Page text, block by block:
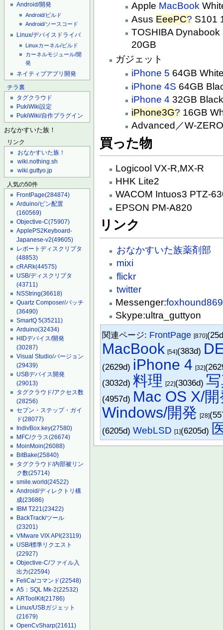
Android/開発
Android/ビルド
Android/ソースコード
Linux/デバイスドライバ
Linuxカーネル/ビルド
カーネルモジュール/開
発
ネイティブアプリ開発
チラ裏
タグクラウド
PukiWiki設定
PukiWiki/自作プラグイン
おなかすいた族！
リンク
おなかすいた族！
wiki.nothing.sh
wiki.guttyo.jp
人気の50件
FrontPage(284874)
Arduino/ピン配置
(160569)
Objective-C(75907)
ApplePS2Keyboard-
Japanese-v2(49605)
レポートディスクリプタ
(48853)
cRARk(44575)
USB/ディスクリプタ
(43711)
NSString(36618)
Quartz Composer/パッチ
(36490)
SmartQ 5(35211)
Arduino(32434)
HIDデバイス/開発
(30287)
Visual Studio/バージョン
(29439)
USBデバイス開発
(29013)
タグクラウド/アクセス数
(28256)
セブン・ステップ・ガイ
ド(28077)
IndivBox.key(27580)
MFC/クラス(26674)
MoinMoin(26088)
BitBake(25840)
タグクラウド/内部被リン
ク数(25714)
smile.world(24522)
Android/ディレクトリ構
成(23686)
IBM T221(23422)
BackTrack/ツール
(23201)
VMware VIX API(23119)
USB/標準リクエスト
(22927)
Objective-C/ファイル入
出力(22594)
FeliCa/コマンド(22548)
A5：SQL Mk-2(22532)
ARToolKit(21786)
Linux/USBガジェット
(21679)
OpenCvSharp(21611)
Apple MacBook
Asus EeePC? S101
TOSHIBA
20GB
ガジェット
iPhone 5 64GB
iPhone 4S 64GB
iPhone 4 32GB
iPhone3G? 16GB
Advanced／W-
買った物
Logicool VX-R,MX-R
HHK Lite2
WACOM Intuos3 PTZ-
EPSON PM-A820
リンク
おなかすいた族薬剤部
mixi
flickr
twitter
Messenger:
Skype:ultra_guttyon
関連ページ: FrontPage [870]
MacBook [54](383d)
(2629d) iPhone 4 [32]
(3032d)料理 [22](3036d)
(4957d) Mac OS X/開
Windows/開発 [28]
(6205d)WebLSD [1](6205d)